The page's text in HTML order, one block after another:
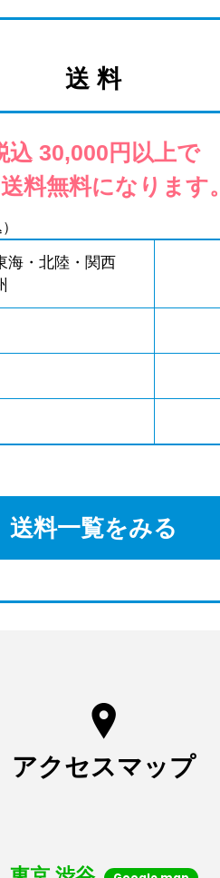
送 料
込 30,000円以上で
料無料になります。
海・北陸・関西
送料一覧をみる
アクセスマップ